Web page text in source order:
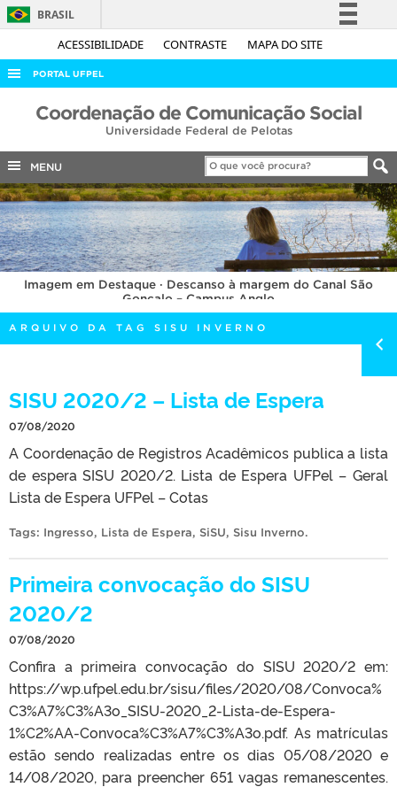
ACESSIBILIDADE CONTRASTE MAPA DO SITE
BRASIL
Simplifique!
Acesso à informação
Legislação
Canais
PORTAL UFPEL
ACESSO À INFORMAÇÃO
COBALTO
CONCURSOS
EDITAIS
INTERNACIONAL
OUVIDORIA
PORTARIAS
TELEFONES
Coordenação de Comunicação Social
Universidade Federal de Pelotas
MENU
Imagem em Destaque · Descanso à margem do Canal São
Gonçalo – Campus Anglo
ARQUIVO DA TAG SISU INVERNO
SISU 2020/2 – Lista de Espera
07/08/2020
A Coordenação de Registros Acadêmicos publica a lista
de espera SISU 2020/2. Lista de Espera UFPel – Geral
Lista de Espera UFPel – Cotas
Tags: Ingresso, Lista de Espera, SiSU, Sisu Inverno.
Primeira convocação do SISU
2020/2
07/08/2020
Confira a primeira convocação do SISU 2020/2 em:
https://wp.ufpel.edu.br/sisu/files/2020/08/Convoca%
C3%A7%C3%A3o_SISU-2020_2-Lista-de-Espera-
1%C2%AA-Convoca%C3%A7%C3%A3o.pdf. As matrículas
estão sendo realizadas entre os dias 05/08/2020 e
14/08/2020, para preencher 651 vagas remanescentes.